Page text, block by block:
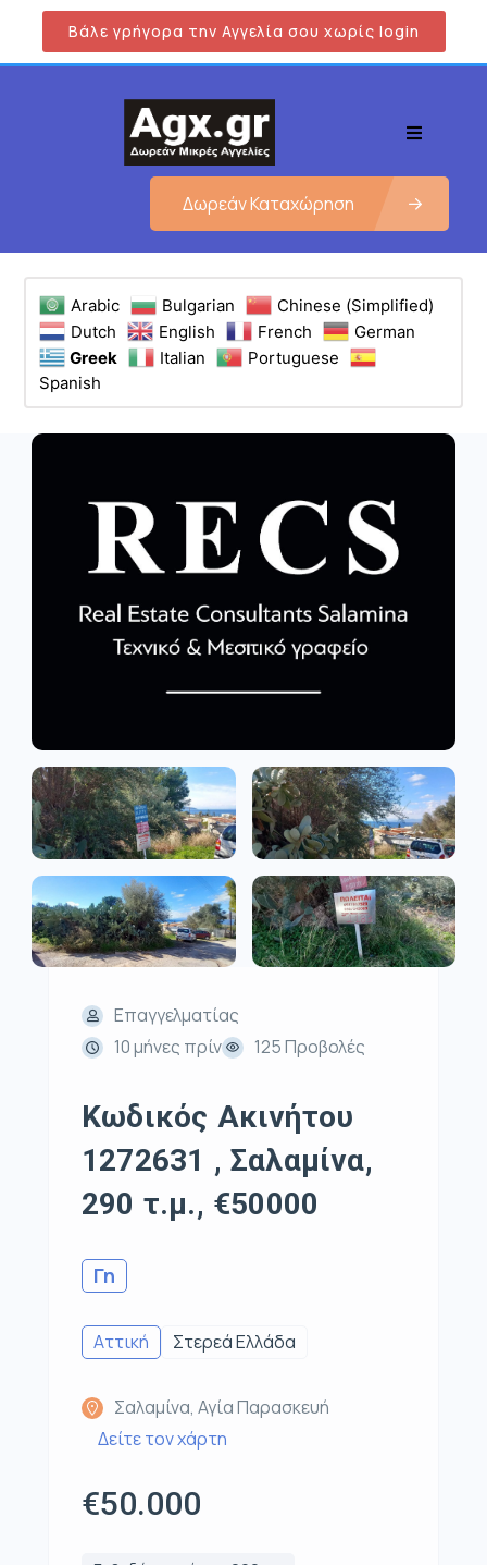
Βάλε γρήγορα την Αγγελία σου χωρίς login
Δωρεάν Καταχώρηση
Arabic Bulgarian
Chinese (Simplified)
Dutch
English French
German
Greek
Italian
Portuguese
Spanish
Επαγγελματίας
10 μήνες πρίν
125 Προβολές
Κωδικός Ακινήτου
1272631 , Σαλαμίνα,
290 τ.μ., €50000
Γη
Αττική Στερεά Ελλάδα
Σαλαμίνα, Αγία Παρασκευή
Δείτε τον χάρτη
€50.000